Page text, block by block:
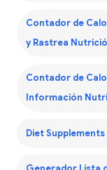
Contador de
y Rastrea
Contador de
Información
Diet